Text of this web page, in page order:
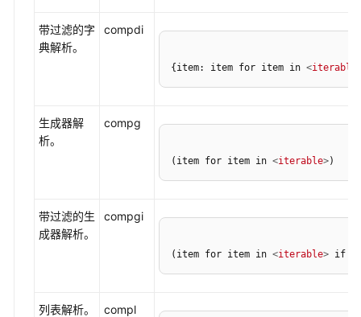
配
置
捷
键
Git
版
带过滤的字
典解析。
compdi
{item: item for item in <iterable
生成器解
析。
compg
(item for item in <iterable>)
带过滤的生
成器解析。
compgi
(item for item in <iterable> if
列表解析。 compl